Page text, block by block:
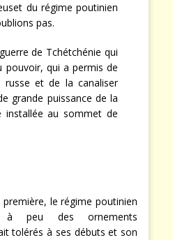
du régime poutinien
pas.
de Tchétchénie qui
pouvoir, qui a permis de
russe et de la canaliser
grande puissance de la
installée au sommet de
le régime poutinien
peu des ornements
tolérés à ses débuts et son